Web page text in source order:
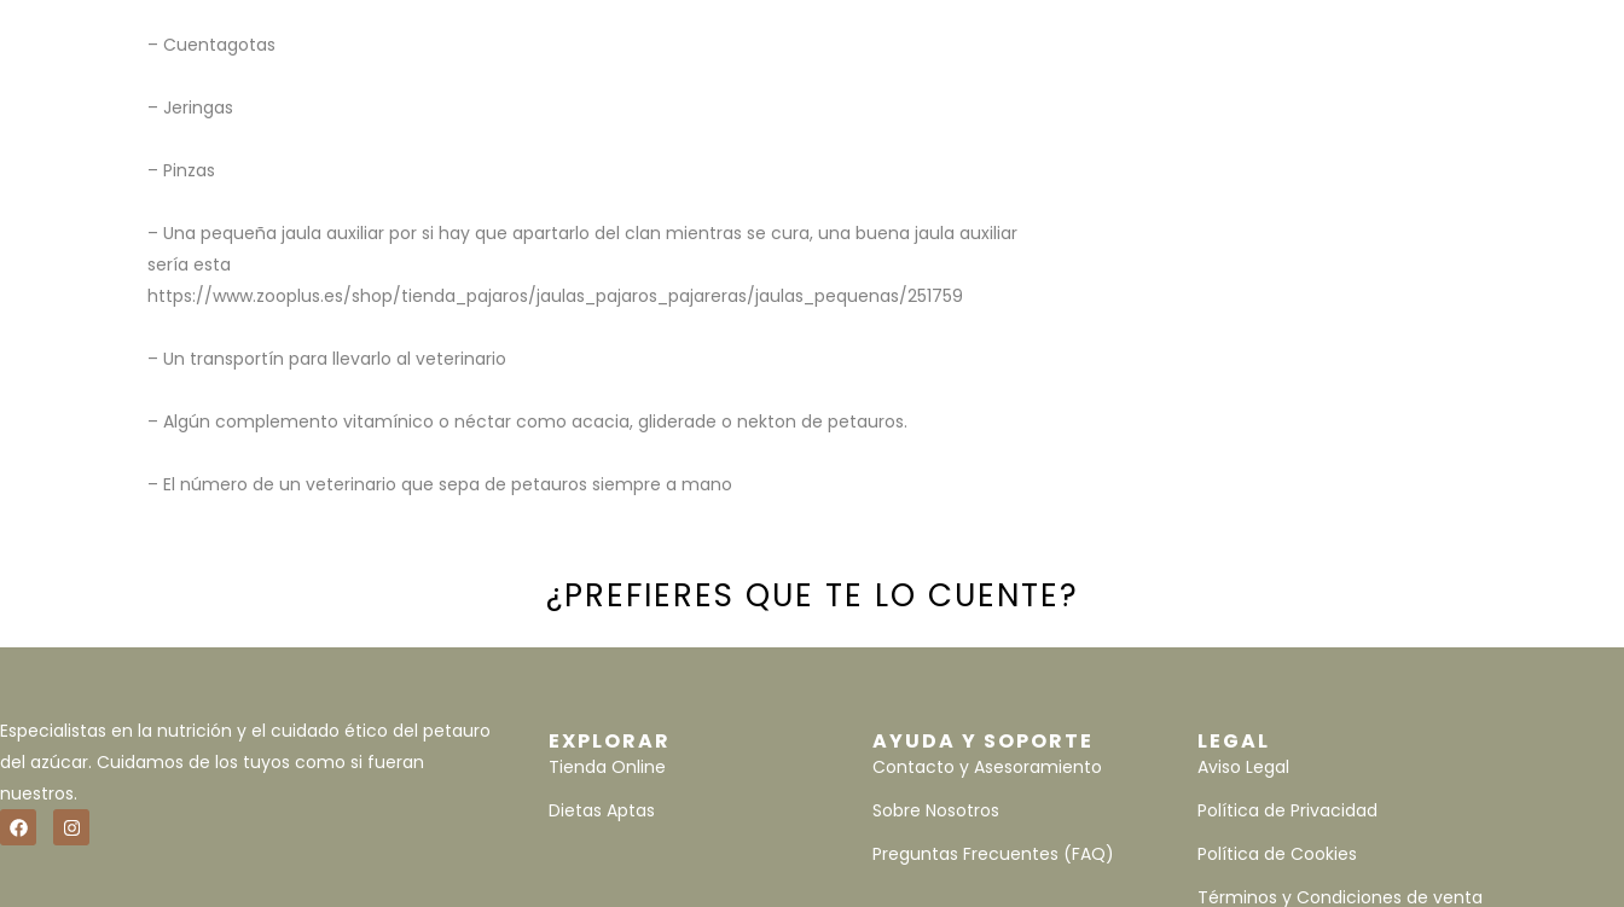
– Cuentagotas
– Jeringas
– Pinzas
– Una pequeña jaula auxiliar por si hay que apartarlo del clan mientras se cura, una buena jaula auxiliar
sería esta
https://www.zooplus.es/shop/tienda_pajaros/jaulas_pajaros_pajareras/jaulas_pequenas/251759
– Un transportín para llevarlo al veterinario
– Algún complemento vitamínico o néctar como acacia, gliderade o nekton de petauros.
– El número de un veterinario que sepa de petauros siempre a mano
¿PREFIERES QUE TE LO CUENTE?
Especialistas en la nutrición y el cuidado ético del petauro
del azúcar. Cuidamos de los tuyos como si fueran
nuestros.
EXPLORAR
Tienda Online
Dietas Aptas
AYUDA Y SOPORTE
Contacto y Asesoramiento
Sobre Nosotros
Preguntas Frecuentes (FAQ)
LEGAL
Aviso Legal
Política de Privacidad
Política de Cookies
Términos y Condiciones de venta